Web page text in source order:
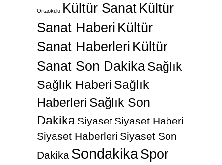
Ortaokulu Kültür SanatKültür
Sanat Haberi Kültür
Sanat Haberleri Kültür
Sanat Son DakikaSağlık
Sağlık Haberi Sağlık
Haberleri Sağlık Son
Dakika Siyaset Siyaset Haberi
Siyaset Haberleri Siyaset Son
Dakika SondakikaSpor